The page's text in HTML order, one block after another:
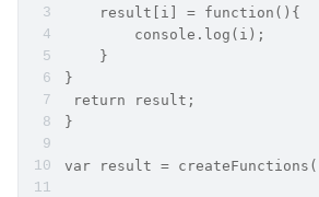
    result[i] = function(){
        console.log(i);
    }
}
return result;
}
var result =